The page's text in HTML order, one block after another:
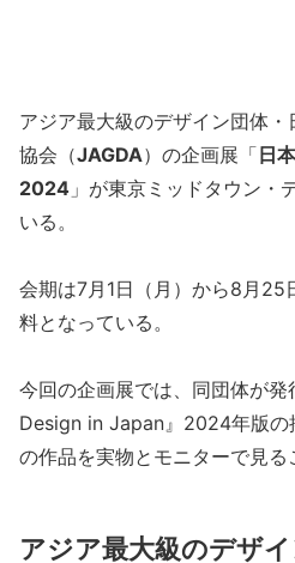
アジア最大級のデザイン団体
協会（JAGDA）の企画展「 日
2024 」が東京ミッドタウン・
いる。
会期は7月1日（月）から8月25
料となっている。
今回の企画展では、同団体が
Design in Japan』2024年版の
の作品を実物とモニターで見る
アジア最大級のデザ